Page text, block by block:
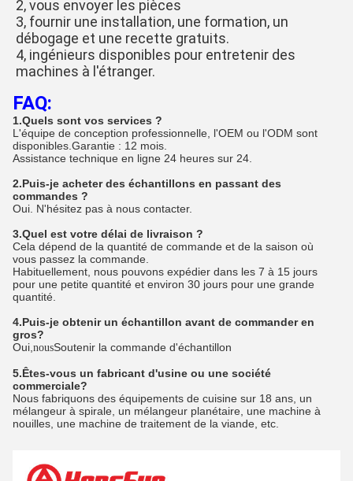
2, vous envoyer les pièces
3, fournir une installation, une formation, un
débogage et une recette gratuits.
4, ingénieurs disponibles pour entretenir des
machines à l'étranger.
FAQ:
1.Quels sont vos services ?
L'équipe de conception professionnelle, l'OEM ou l'ODM sont
disponibles.Garantie : 12 mois.
Assistance technique en ligne 24 heures sur 24.
2.Puis-je acheter des échantillons en passant des
commandes ?
Oui. N'hésitez pas à nous contacter.
3.Quel est votre délai de livraison ?
Cela dépend de la quantité de commande et de la saison où
vous passez la commande.
Habituellement, nous pouvons expédier dans les 7 à 15 jours
pour une petite quantité et environ 30 jours pour une grande
quantité.
4.Puis-je obtenir un échantillon avant de commander en
gros?
Oui, nousSoutenir la commande d'échantillon
5.Êtes-vous un fabricant d'usine ou une société
commerciale?
Nous fabriquons des équipements de cuisine sur 18 ans, un
mélangeur à spirale, un mélangeur planétaire, une machine à
nouilles, une machine de traitement de la viande, etc.